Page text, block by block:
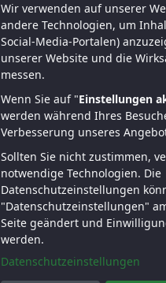
Unterstützen
Spenden und
Wir verwenden auf unserer
andere Technologien, um
Social-Media-Portalen)
unserer Website und die
messen.
Wenn Sie auf "Einstellungen
werden während Ihres
Verbesserung unseres
Sollten Sie nicht zustimmen,
notwendige Technologien. Die
Datenschutzeinstellungen
"Datenschutzeinstellungen"
Seite geändert und
werden.
Datenschutzeinstellungen